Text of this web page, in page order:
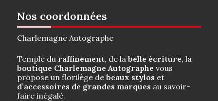
Nos coordonnées
Charlemagne Autographe
Temple du raffinement, de la belle écriture, la
boutique Charlemagne Autographe vous
propose un florilège de beaux stylos et
d’accessoires de grandes marques au savoir-
faire inégalé.